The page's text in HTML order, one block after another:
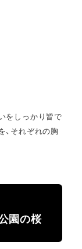
をしっかり皆で
、それぞれの胸
園の桜